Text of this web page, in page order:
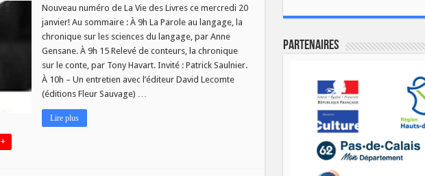
Nouveau numéro de La Vie des Livres ce mercredi 20
janvier! Au sommaire : À 9h La Parole au langage, la
chronique sur les sciences du langage, par Anne
Gensane. À 9h 15 Relevé de conteurs, la chronique
sur le conte, par Tony Havart. Invité : Patrick Saulnier.
À 10h – Un entretien avec l’éditeur David Lecomte
(éditions Fleur Sauvage) …
Lire plus
Partenaires